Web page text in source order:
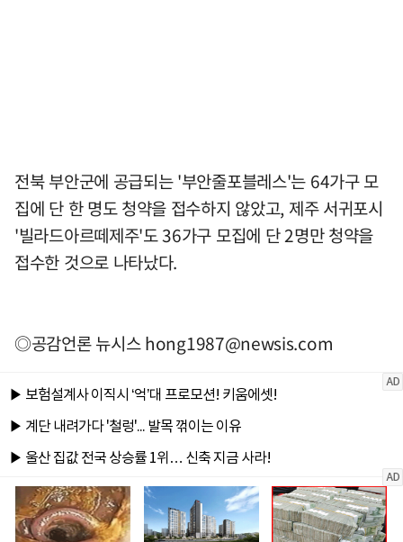
전북 부안군에 공급되는 '부안줄포블레스'는 64가구 모
집에 단 한 명도 청약을 접수하지 않았고, 제주 서귀포시
'빌라드아르떼제주'도 36가구 모집에 단 2명만 청약을
접수한 것으로 나타났다.
◎공감언론 뉴시스hong1987@newsis.com